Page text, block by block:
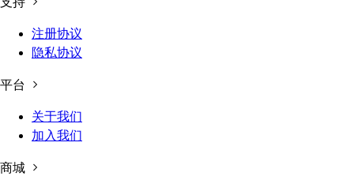
注册协议
隐私协议
平台
关于我们
加入我们
商城